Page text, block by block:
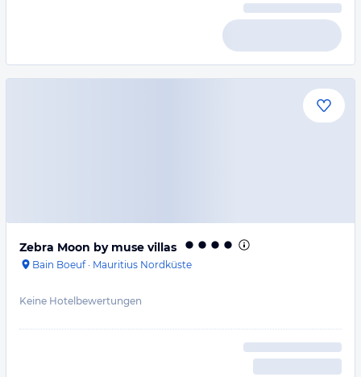
Zebra Moon by muse villas
Bain Boeuf· Mauritius Nordküste
Keine Hotelbewertungen